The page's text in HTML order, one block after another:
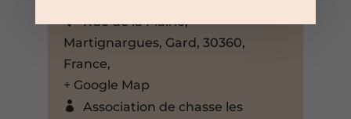
Rue de la Mairie,
Martignargues, Gard, 30360,
France,
+ Google Map
Association de chasse les